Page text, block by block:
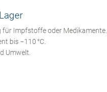
für Impfstoffe oder Medikamente.
bis −110 °C.
Umwelt.